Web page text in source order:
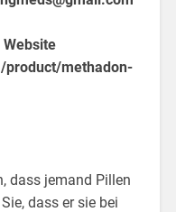
methadon-
dass jemand Pillen
dass er sie bei